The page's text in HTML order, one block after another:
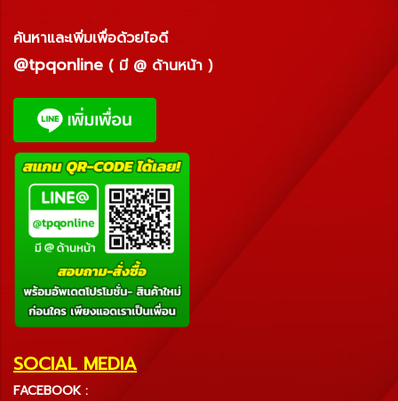
ค้นหาและเพิ่มเพื่อด้วยไอดี
@tpqonline ( มี @ ด้านหน้า )
SOCIAL MEDIA
FACEBOOK :